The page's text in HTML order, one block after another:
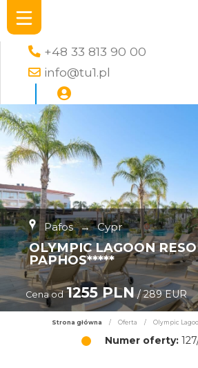
+48 33 813 90 00
info@tu1.pl
Pafos → Cypr
OLYMPIC LAGOON
PAPHOS*****
Cena od 1255 PLN/ 289 EUR
Strona główna / Oferta / Olympic
Numer oferty: